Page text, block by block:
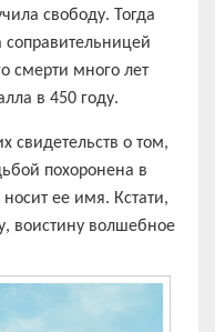
свободу. Тогда
соправительницей
смерти много лет
в 450 году.
свидетельств о том,
похоронена в
ее имя. Кстати,
воистину волшебное